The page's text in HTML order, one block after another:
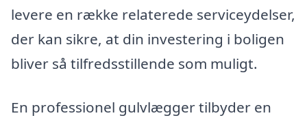
levere en række relaterede serviceydelser,
der kan sikre, at din investering i boligen
bliver så tilfredsstillende som muligt.
En professionel gulvlægger tilbyder en